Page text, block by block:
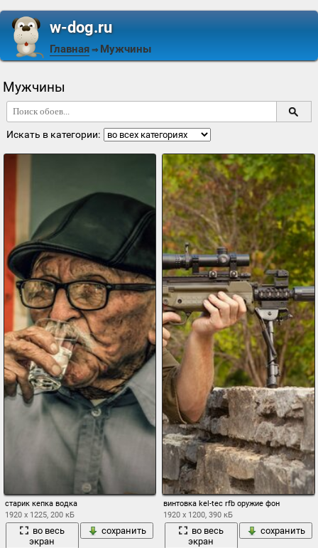
w-dog.ru
Главная ⇒ Мужчины
Мужчины
Искать в категории:
старик кепка водка
1920 x 1225, 200 кБ
во весь
экран
сохранить
винтовка kel-tec rfb оружие фон
1920 x 1200, 390 кБ
во весь
экран
сохранить